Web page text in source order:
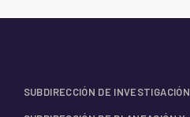
SUBDIRECCIÓN DE INVESTIGACIÓN